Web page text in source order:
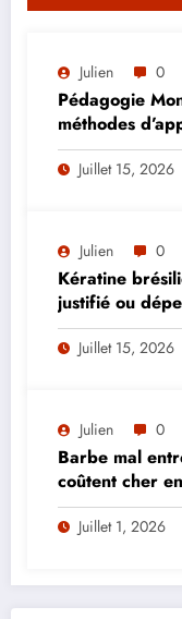
Julien 0
Pédagogie
méthodes
adultes
Juillet 15, 2026
Julien 0
Kératine
justifié ou
Juillet 15, 2026
Julien 0
Barbe mal
coûtent cher
Juillet 1, 2026